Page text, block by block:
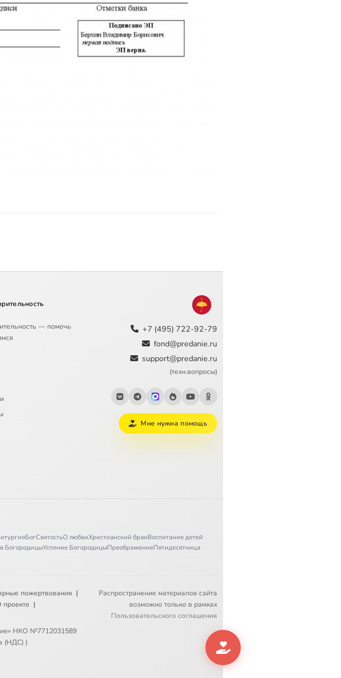
— помочь
+7 (495) 722-92-79
fond@predanie.ru
support@predanie.ru
(техн.вопросы)
Мне нужна помощь
БогСвятостьО любвиХристианский бракВоспитание детей
БогородицыУспение БогородицыПреображениеПятидесятница
пожертвования |
проекте |
НКО №7712031589
(НДС) |
Распространение материалов сайта
возможно только в рамках
Пользовательского соглашения